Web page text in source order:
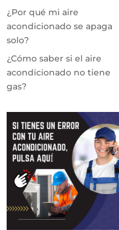
¿Por qué mi aire
acondicionado se apaga
solo?
¿Cómo saber si el aire
acondicionado no tiene
gas?